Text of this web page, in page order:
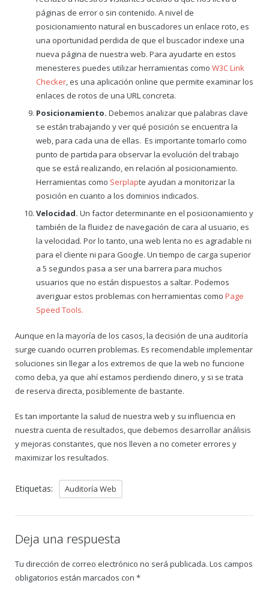
páginas de error o sin contenido. A nivel de
posicionamiento natural en buscadores un enlace roto, es
una oportunidad perdida de que el buscador indexe una
nueva página de nuestra web. Para ayudarte en estos
menesteres puedes utilizar herramientas como W3C Link
Checker, es una aplicación online que permite examinar los
enlaces de rotos de una URL concreta.
Posicionamiento. Debemos analizar que palabras clave
se están trabajando y ver qué posición se encuentra la
web, para cada una de ellas. Es importante tomarlo como
punto de partida para observar la evolución del trabajo
que se está realizando, en relación al posicionamiento.
Herramientas como Serplapte ayudan a monitorizar la
posición en cuanto a los dominios indicados.
Velocidad. Un factor determinante en el posicionamiento y
también de la fluidez de navegación de cara al usuario, es
la velocidad. Por lo tanto, una web lenta no es agradable ni
para el cliente ni para Google. Un tiempo de carga superior
a 5 segundos pasa a ser una barrera para muchos
usuarios que no están dispuestos a saltar. Podemos
averiguar estos problemas con herramientas como Page
Speed Tools.
Aunque en la mayoría de los casos, la decisión de una auditoría
surge cuando ocurren problemas. Es recomendable implementar
soluciones sin llegar a los extremos de que la web no funcione
como deba, ya que ahí estamos perdiendo dinero, y si se trata
de reserva directa, posiblemente de bastante.
Es tan importante la salud de nuestra web y su influencia en
nuestra cuenta de resultados, que debemos desarrollar análisis
y mejoras constantes, que nos lleven a no cometer errores y
maximizar los resultados.
Etiquetas: Auditoría Web
Deja una respuesta
Tu dirección de correo electrónico no será publicada. Los campos
obligatorios están marcados con *